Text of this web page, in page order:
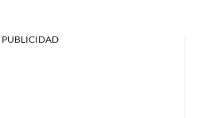
PUBLICIDAD